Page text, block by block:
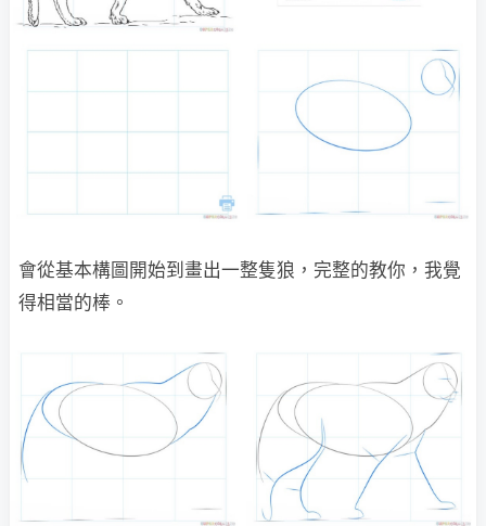
會從基本構圖開始到畫出一整隻狼，完整的教你，我覺
得相當的棒。